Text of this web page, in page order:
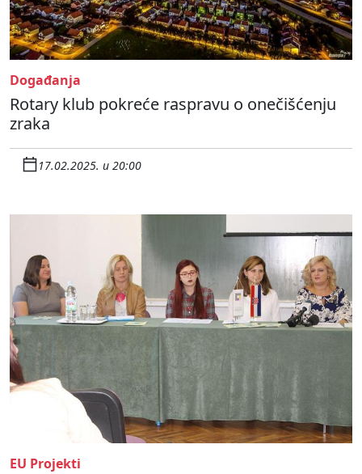
Događanja
Rotary klub pokreće raspravu o onečišćenju
zraka
17.02.2025. u 20:00
EU Projekti